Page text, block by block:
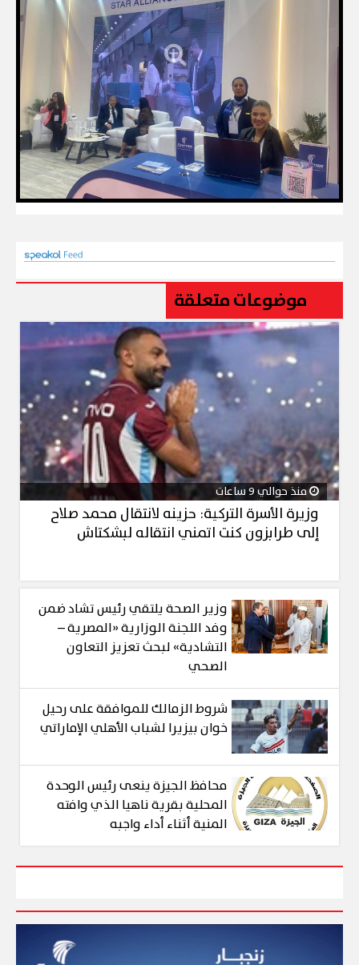
موضوعات متعلقة
منذ حوالي 9 ساعات
وزيرة الأسرة التركية: حزينه لانتقال محمد صلاح
إلى طرابزون كنت اتمني انتقاله لبشكتاش
وزير الصحة يلتقي رئيس تشاد ضمن
وفد اللجنة الوزارية «المصرية –
التشادية» لبحث تعزيز التعاون
الصحي
شروط الزمالك للموافقة على رحيل
خوان بيزيرا لشباب الأهلي الإماراتي
محافظ الجيزة ينعى رئيس الوحدة
المحلية بقرية ناهيا الذي وافته
المنية أثناء أداء واجبه